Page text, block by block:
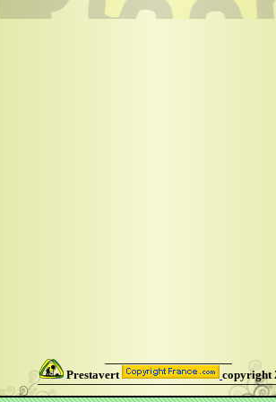
Prestavert copyright